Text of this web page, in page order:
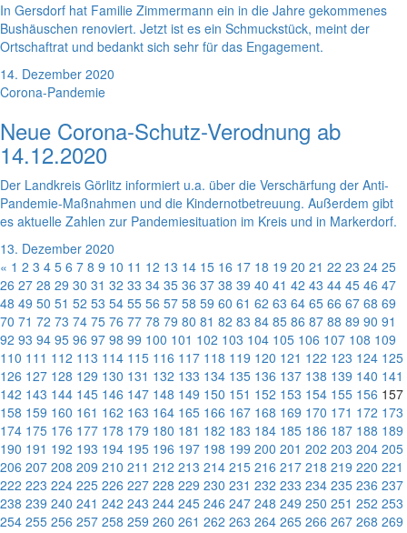
In Gersdorf hat Familie Zimmermann ein in die Jahre gekommenes
Bushäuschen renoviert. Jetzt ist es ein Schmuckstück, meint der
Ortschaftrat und bedankt sich sehr für das Engagement.
14. Dezember 2020
Corona-Pandemie
Neue Corona-Schutz-Verodnung ab
14.12.2020
Der Landkreis Görlitz informiert u.a. über die Verschärfung der Anti-
Pandemie-Maßnahmen und die Kindernotbetreuung. Außerdem gibt
es aktuelle Zahlen zur Pandemiesituation im Kreis und in Markerdorf.
13. Dezember 2020
« 1 2 3 4 5 6 7 8 9 10 11 12 13 14 15 16 17 18 19 20 21 22 23 24 25
26 27 28 29 30 31 32 33 34 35 36 37 38 39 40 41 42 43 44 45 46 47
48 49 50 51 52 53 54 55 56 57 58 59 60 61 62 63 64 65 66 67 68 69
70 71 72 73 74 75 76 77 78 79 80 81 82 83 84 85 86 87 88 89 90 91
92 93 94 95 96 97 98 99 100 101 102 103 104 105 106 107 108 109
110 111 112 113 114 115 116 117 118 119 120 121 122 123 124 125
126 127 128 129 130 131 132 133 134 135 136 137 138 139 140 141
142 143 144 145 146 147 148 149 150 151 152 153 154 155 156 157
158 159 160 161 162 163 164 165 166 167 168 169 170 171 172 173
174 175 176 177 178 179 180 181 182 183 184 185 186 187 188 189
190 191 192 193 194 195 196 197 198 199 200 201 202 203 204 205
206 207 208 209 210 211 212 213 214 215 216 217 218 219 220 221
222 223 224 225 226 227 228 229 230 231 232 233 234 235 236 237
238 239 240 241 242 243 244 245 246 247 248 249 250 251 252 253
254 255 256 257 258 259 260 261 262 263 264 265 266 267 268 269